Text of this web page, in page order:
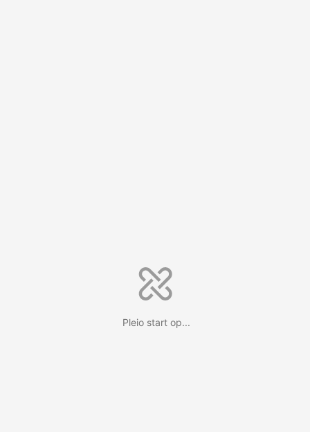
Pleio start op...